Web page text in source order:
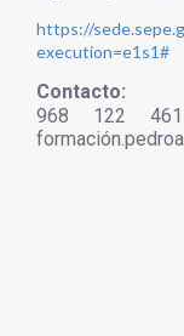
https://
execution=e1s1#
Contacto:
968 122